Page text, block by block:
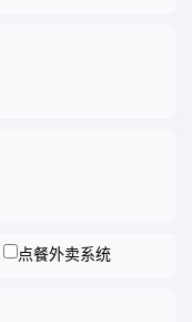
点餐外卖系统